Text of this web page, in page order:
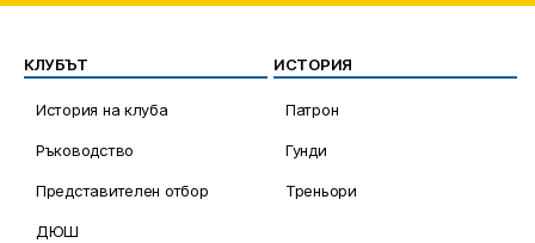
КЛУБЪТ
История на клуба
Ръководство
Представителен отбор
ДЮШ
ИСТОРИЯ
Патрон
Гунди
Треньори